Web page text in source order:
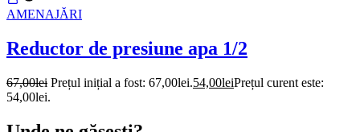
AMENAJĂRI
Reductor de presiune apa 1/2
67,00lei Prețul inițial a fost: 67,00lei.54,00leiPrețul curent este:
54,00lei.